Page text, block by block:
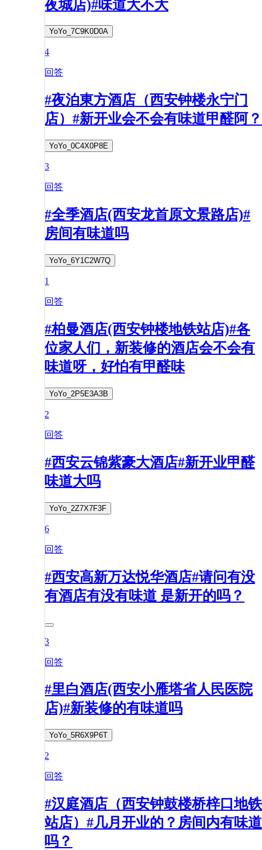
夜城店)#味道大不大
YoYo_7C9K0D0A
4
回答
#夜泊東方酒店（西安钟楼永宁门
店）#新开业会不会有味道甲醛阿？
YoYo_0C4X0P8E
3
回答
#全季酒店(西安龙首原文景路店)#
房间有味道吗
YoYo_6Y1C2W7Q
1
回答
#柏曼酒店(西安钟楼地铁站店)#各
位家人们，新装修的酒店会不会有
味道呀，好怕有甲醛味
YoYo_2P5E3A3B
2
回答
#西安云锦紫豪大酒店#新开业甲醛
味道大吗
YoYo_2Z7X7F3F
6
回答
#西安高新万达悦华酒店#请问有没
有酒店有没有味道 是新开的吗？
3
回答
#里白酒店(西安小雁塔省人民医院
店)#新装修的有味道吗
YoYo_5R6X9P6T
2
回答
#汉庭酒店（西安钟鼓楼桥梓口地铁
站店）#几月开业的？房间内有味道
吗？